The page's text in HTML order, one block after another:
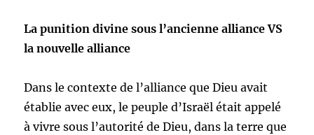
La punition divine sous l’ancienne alliance VS
la nouvelle alliance
Dans le contexte de l’alliance que Dieu avait
établie avec eux, le peuple d’Israël était appelé
à vivre sous l’autorité de Dieu, dans la terre que